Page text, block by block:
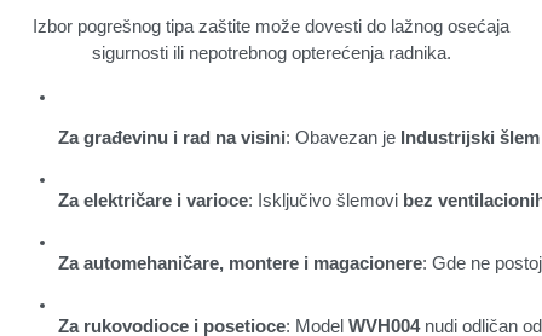
Izbor pogrešnog tipa zaštite može dovesti do lažnog osećaja
sigurnosti ili nepotrebnog opterećenja radnika.
Za građevinu i rad na visini: Obavezan je Industrijski šlem
Za električare i varioce: Isključivo šlemovi bez
Za automehaničare, montere i magacionere: Gde ne
Za rukovodioce i posetioce: Model WVH004 nudi odličan